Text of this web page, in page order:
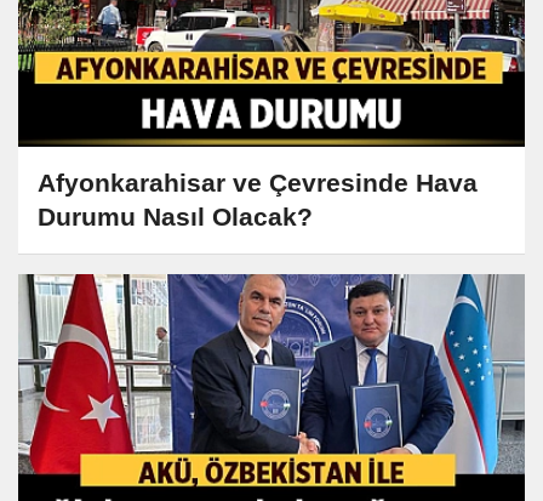
Afyonkarahisar ve Çevresinde Hava
Durumu Nasıl Olacak?